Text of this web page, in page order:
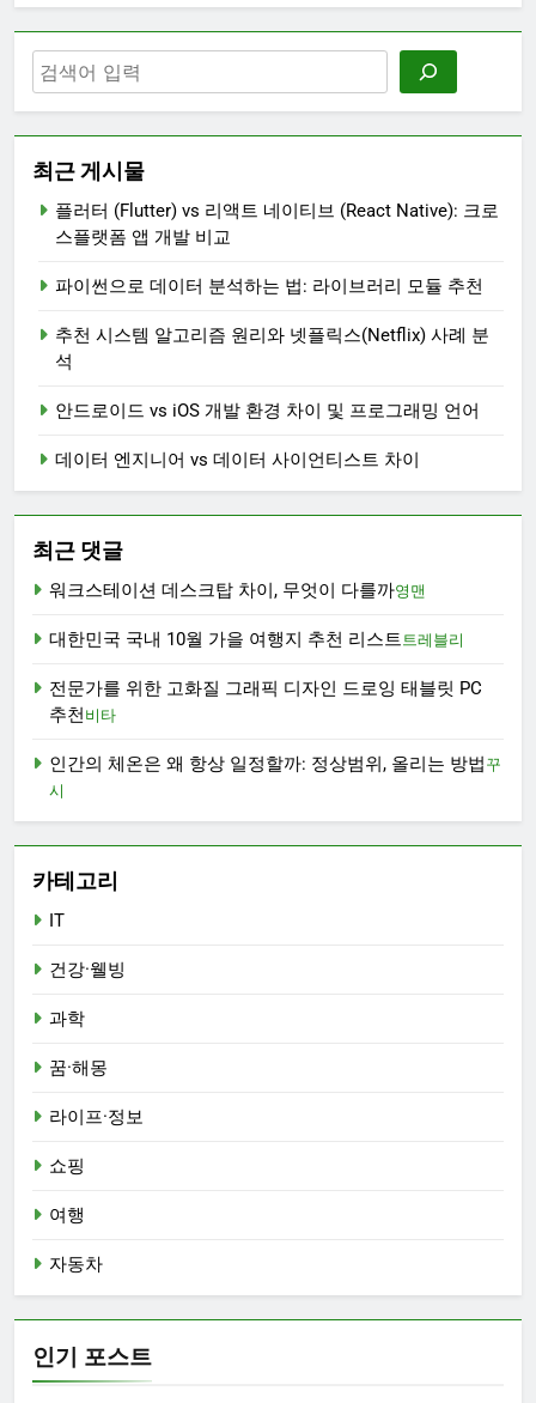
최근 게시물
플러터 (Flutter) vs 리액트 네이티브 (React Native): 크로
스플랫폼 앱 개발 비교
파이썬으로 데이터 분석하는 법: 라이브러리 모듈 추천
추천 시스템 알고리즘 원리와 넷플릭스(Netflix) 사례 분
석
안드로이드 vs iOS 개발 환경 차이 및 프로그래밍 언어
데이터 엔지니어 vs 데이터 사이언티스트 차이
최근 댓글
워크스테이션 데스크탑 차이, 무엇이 다를까영맨
대한민국 국내 10월 가을 여행지 추천 리스트 트레블리
전문가를 위한 고화질 그래픽 디자인 드로잉 태블릿 PC
추천 비타
인간의 체온은 왜 항상 일정할까: 정상범위, 올리는 방법 꾸
시
카테고리
IT
건강·웰빙
과학
꿈·해몽
라이프·정보
쇼핑
여행
자동차
인기 포스트